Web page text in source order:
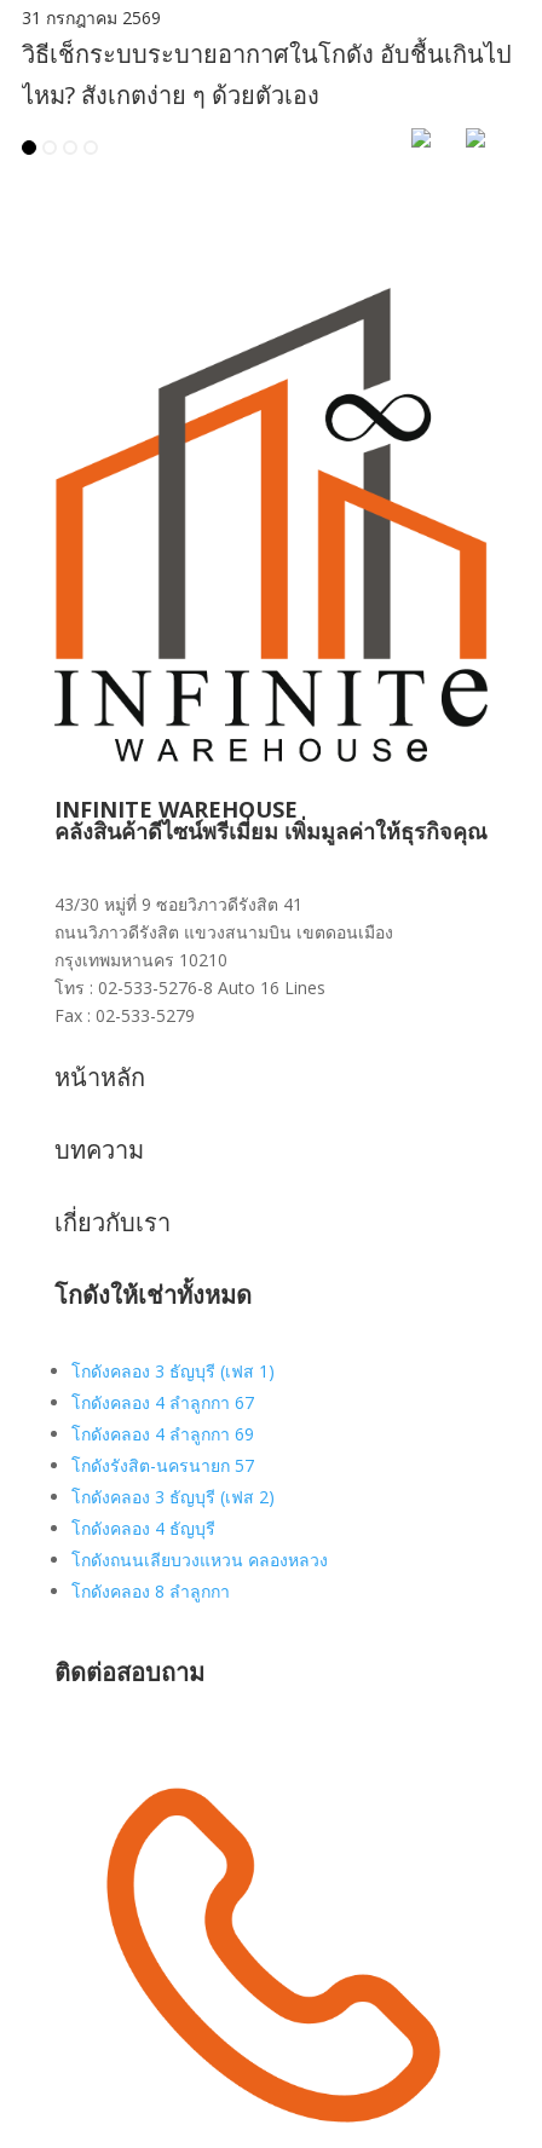
31 กรกฎาคม 2569
วิธีเช็กระบบระบายอากาศในโกดัง อับชื้นเกินไป
ไหม? สังเกตง่าย ๆ ด้วยตัวเอง
INFINITE WAREHOUSE
คลังสินค้าดีไซน์พรีเมี่ยม เพิ่มมูลค่าให้ธุรกิจคุณ
43/30 หมู่ที่ 9 ซอยวิภาวดีรังสิต 41
ถนนวิภาวดีรังสิต แขวงสนามบิน เขตดอนเมือง
กรุงเทพมหานคร 10210
โทร : 02-533-5276-8 Auto 16 Lines
Fax : 02-533-5279
หน้าหลัก
บทความ
เกี่ยวกับเรา
โกดังให้เช่าทั้งหมด
โกดังคลอง 3 ธัญบุรี (เฟส 1)
โกดังคลอง 4 ลำลูกกา 67
โกดังคลอง 4 ลำลูกกา 69
โกดังรังสิต-นครนายก 57
โกดังคลอง 3 ธัญบุรี (เฟส 2)
โกดังคลอง 4 ธัญบุรี
โกดังถนนเลียบวงแหวน คลองหลวง
โกดังคลอง 8 ลำลูกกา
ติดต่อสอบถาม